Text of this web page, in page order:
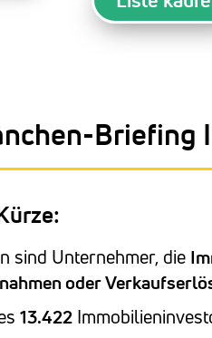
Briefing
sind Unternehmer, die
oder
13.422